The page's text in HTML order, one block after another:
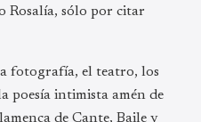
Rosalía, sólo por citar
fotografía, el teatro, los
poesía intimista amén de
de Cante, Baile y